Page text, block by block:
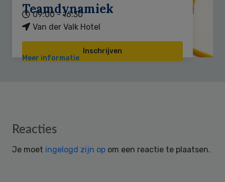
Teamdynamiek
09:00 - 16:30
Van der Valk Hotel
Inschrijven
Meer informatie
Reader
Reacties
Je moet ingelogd zijn op om een reactie te plaatsen.